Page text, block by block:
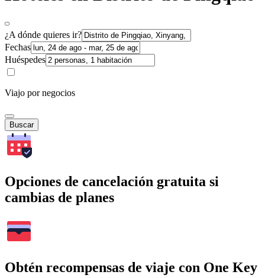
¿A dónde quieres ir?
Fechas
Huéspedes
Viajo por negocios
Buscar
Opciones de cancelación gratuita si
cambias de planes
Obtén recompensas de viaje con One Key